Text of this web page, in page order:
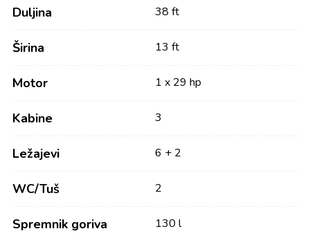
Duljina 38 ft
Širina 13 ft
Motor 1 x 29 hp
Kabine 3
Ležajevi 6 + 2
WC/Tuš 2
Spremnik goriva 130 l